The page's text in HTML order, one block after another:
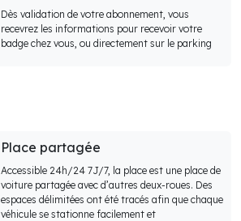
Dès validation de votre abonnement, vous
recevrez les informations pour recevoir votre
badge chez vous, ou directement sur le parking
Place partagée
Accessible 24h/24 7J/7, la place est une place de
voiture partagée avec d’autres deux-roues. Des
espaces délimitées ont été tracés afin que chaque
véhicule se stationne facilement et